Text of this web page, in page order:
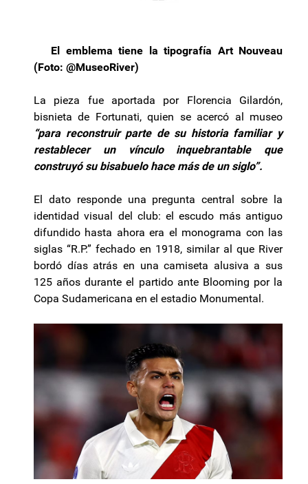
El emblema tiene la tipografía Art Nouveau
(Foto: @MuseoRiver)
La pieza fue aportada por Florencia Gilardón,
bisnieta de Fortunati, quien se acercó al museo
“para reconstruir parte de su historia familiar y
restablecer un vínculo inquebrantable que
construyó su bisabuelo hace más de un siglo”.
El dato responde una pregunta central sobre la
identidad visual del club: el escudo más antiguo
difundido hasta ahora era el monograma con las
siglas “R.P.” fechado en 1918, similar al que River
bordó días atrás en una camiseta alusiva a sus
125 años durante el partido ante Blooming por la
Copa Sudamericana en el estadio Monumental.